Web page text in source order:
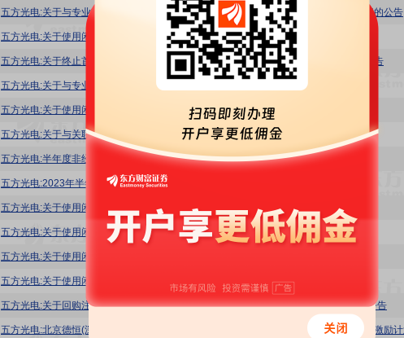
五方光电:关于与专业投资机构共同投资设立的基金变更合伙人性质并重新签订合伙协议的公告
五方光电:关于使用闲置自有资金购买理财产品的公告
五方光电:关于终止首次公开发行股票募投项目并将剩余募集资金永久补充流动资金的公告
五方光电:关于与专业投资机构共同投资设立基金的公告
五方光电:关于使用闲置募集资金进行现金管理的进展公告
五方光电:关于与关联方共同投资设立控股孙公司暨关联交易的公告
五方光电:半年度非经营性资金占用及其他关联资金往来情况汇总表
五方光电:2023年半年度募集资金存放与使用情况的专项报告
五方光电:关于使用闲置募集资金进行现金管理的进展公告
五方光电:关于使用闲置募集资金进行现金管理的进展公告
五方光电:关于使用闲置募集资金进行现金管理的进展公告
五方光电:关于使用闲置募集资金进行现金管理的进展公告
五方光电:关于回购注销2020年限制性股票激励计划部分限制性股票及调整回购价格的公告